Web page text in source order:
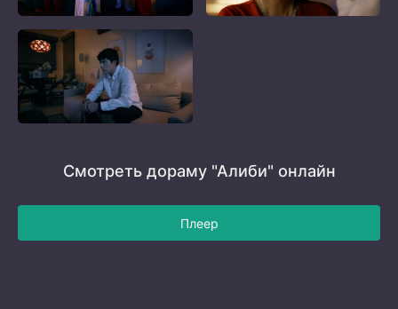
Смотреть дораму "Алиби" онлайн
Плеер